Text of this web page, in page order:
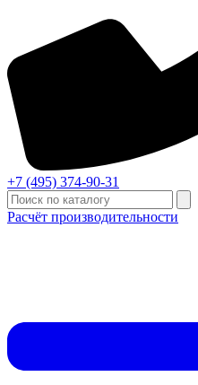
+7 (495) 374-90-31
Расчёт производительности